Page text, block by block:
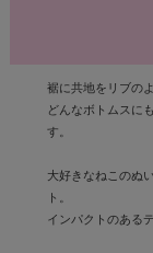
裾に共地をリブの
どんなボトムスに
す。
大好きなねこのぬ
ト。
インパクトのある